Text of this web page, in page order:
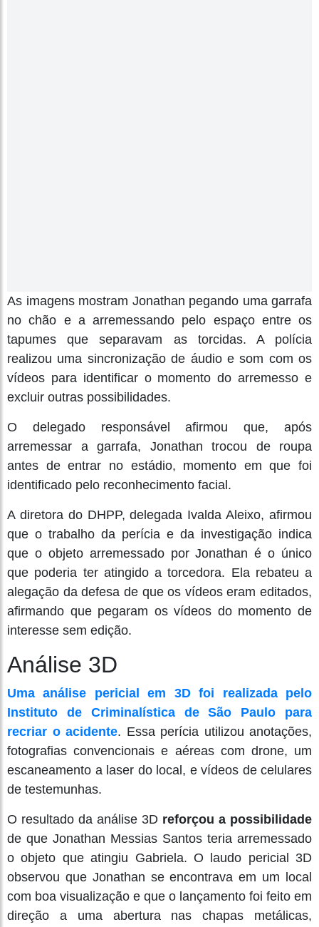
As imagens mostram Jonathan pegando uma garrafa
no chão e a arremessando pelo espaço entre os
tapumes que separavam as torcidas. A polícia
realizou uma sincronização de áudio e som com os
vídeos para identificar o momento do arremesso e
excluir outras possibilidades.
O delegado responsável afirmou que, após
arremessar a garrafa, Jonathan trocou de roupa
antes de entrar no estádio, momento em que foi
identificado pelo reconhecimento facial.
A diretora do DHPP, delegada Ivalda Aleixo, afirmou
que o trabalho da perícia e da investigação indica
que o objeto arremessado por Jonathan é o único
que poderia ter atingido a torcedora. Ela rebateu a
alegação da defesa de que os vídeos eram editados,
afirmando que pegaram os vídeos do momento de
interesse sem edição.
Análise 3D
Uma análise pericial em 3D foi realizada pelo
Instituto de Criminalística de São Paulo para
recriar o acidente. Essa perícia utilizou anotações,
fotografias convencionais e aéreas com drone, um
escaneamento a laser do local, e vídeos de celulares
de testemunhas.
O resultado da análise 3D reforçou a possibilidade
de que Jonathan Messias Santos teria arremessado
o objeto que atingiu Gabriela. O laudo pericial 3D
observou que Jonathan se encontrava em um local
com boa visualização e que o lançamento foi feito em
direção a uma abertura nas chapas metálicas,